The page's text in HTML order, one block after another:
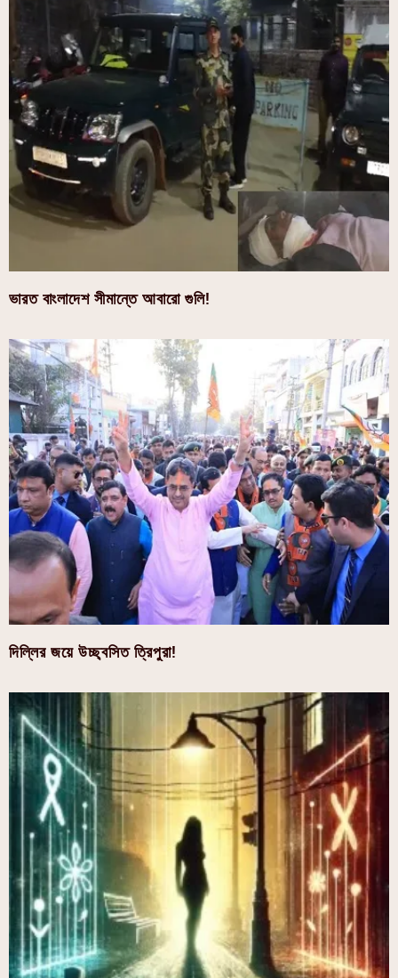
ভারত বাংলাদেশ সীমান্তে আবারো গুলি!
দিল্লির জয়ে উচ্ছ্বসিত ত্রিপুরা!